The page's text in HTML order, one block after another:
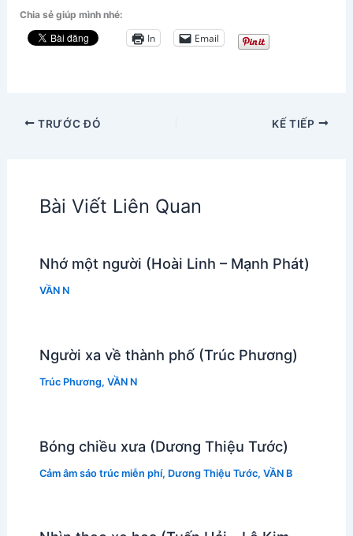
Chia sẻ giúp mình nhé:
In Email
TRƯỚC ĐÓ KẾ TIẾP
Bài Viết Liên Quan
Nhớ một người (Hoài Linh – Mạnh Phát)
VẦN N
Người xa về thành phố (Trúc Phương)
Trúc Phương, VẦN N
Bóng chiều xưa (Dương Thiệu Tước)
Cảm âm sáo trúc miễn phí, Dương Thiệu Tước, VẦN B